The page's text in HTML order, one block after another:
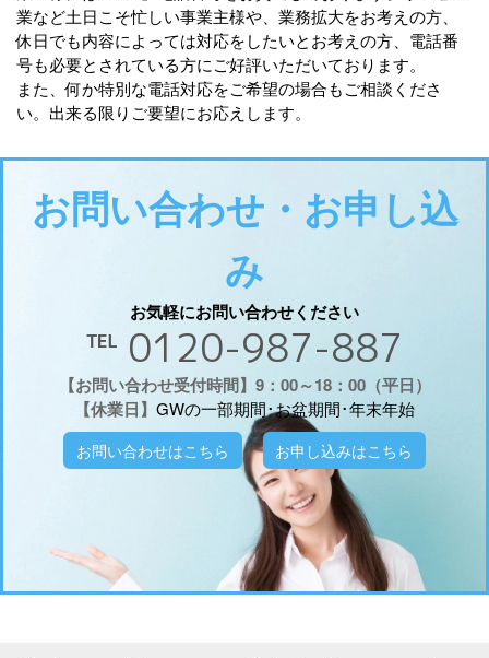
業など土日こそ忙しい事業主様や、業務拡大をお考えの方、
休日でも内容によっては対応をしたいとお考えの方、電話番
号も必要とされている方にご好評いただいております。
また、何か特別な電話対応をご希望の場合もご相談くださ
い。出来る限りご要望にお応えします。
お問い合わせ・お申し込
み
お気軽にお問い合わせください
℡ 0120-987-887
【お問い合わせ受付時間】9：00～18：00（平日）
【休業日】 GWの一部期間･お盆期間･年末年始
お問い合わせはこちら お申し込みはこちら